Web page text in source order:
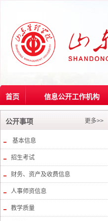
首页 信息公开工作机构
公开事项 更多>>
基本信息
招生考试
财务、资产及收费信息
人事师资信息
教学质量